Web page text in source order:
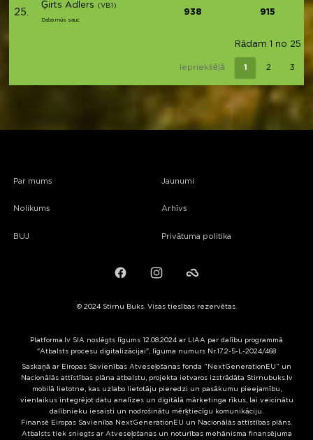
25.
Ģirts Adlers (VB1)
Daba mūs sauc
938 915
Rādam 1 no 25
Iepriekšējā 1 2 3
Par mums
Nolikums
BUJ
Jaunumi
Arhīvs
Privātuma politika
FacebookInstagramFailiem.lv
© 2024 Stirnu Buks. Visas tiesības rezervētas.
Platforma.lv SIA noslēgts līgums 12.08.2024 ar LIAA par dalību programmā
"Atbalsts procesu digitalizācijai", līguma numurs Nr.17.2-5-L-2024/468
Saskaņā ar Eiropas Savienības Atveseļošanas fonda “NextGenerationEU” un
Nacionālās attīstības plāna atbalstu, projekta ietvaros izstrādāta Stirnubuks.lv
mobilā lietotne, kas uzlabo lietotāju pieredzi un pasākumu pieejamību,
vienlaikus integrējot datu analīzes un digitālā mārketinga rīkus, lai veicinātu
dalībnieku iesaisti un nodrošinātu mērķtiecīgu komunikāciju.
Finansē Eiropas Savienība NextGenerationEU un Nacionālās attīstības plāns.
Atbalsts tiek sniegts ar Atveseļošanas un noturības mehānisma finansējuma